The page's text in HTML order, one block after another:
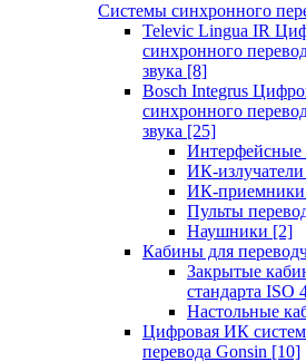
Системы синхронного
Televic Lingua IR
синхронного
звука [8]
Bosch Integrus
синхронного
звука [25]
Интерфейсные
ИК-излучатели
ИК-приемники
Пульты
Наушники [2]
Кабины для
Закрытые
стандарта ISO
Настольные
Цифровая ИК
перевода Gonsin [10]